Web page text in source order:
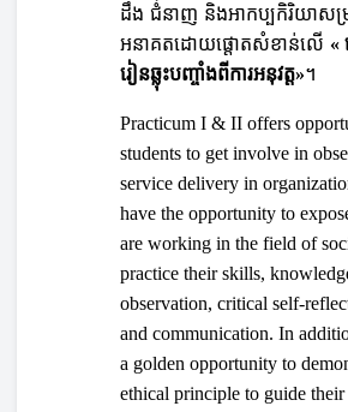
ដឹង ជំនាញ និងអាកប្បកិរិយាសម្
អនាគតដោយផ្តោតសំខាន់លើ «
រៀនឆ្លុះបញ្ចាំងពីការអនុវត្ត»។
Practicum I & II offers
students to get involve in
service delivery in
have the opportunity to
are working in the field of
practice their skills,
observation, critical self-
and communication. In
a golden opportunity to
ethical principle to guide